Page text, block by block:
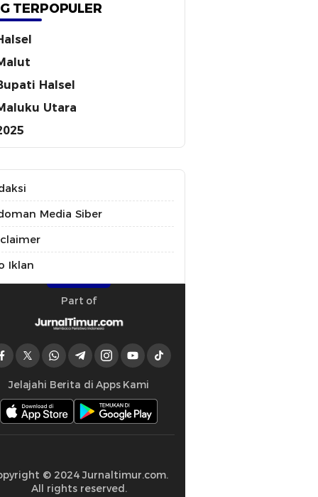
TERPOPULER
Halsel
Utara
Media Siber
Iklan
Part of
Jelajahi Berita di Apps Kami
© 2024 Jurnaltimur.com.
All rights reserved.